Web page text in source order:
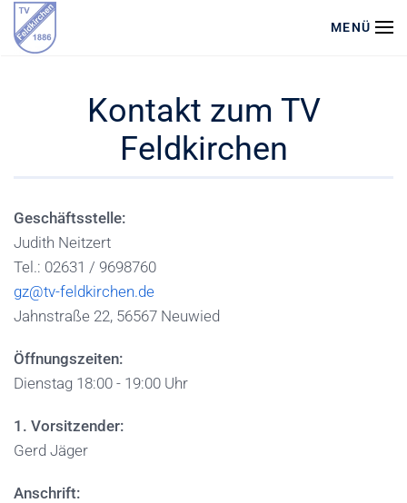
Zum Hauptinhalt springen
MENÜ
Kontakt zum TV
Feldkirchen
Geschäftsstelle:
Judith Neitzert
Tel.: 02631 / 9698760
gz@tv-feldkirchen.de
Jahnstraße 22, 56567 Neuwied
Öffnungszeiten:
Dienstag 18:00 - 19:00 Uhr
1. Vorsitzender:
Gerd Jäger
Anschrift: